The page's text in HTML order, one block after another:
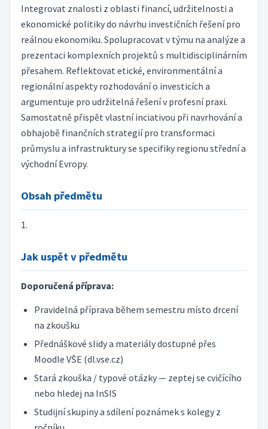
Integrovat znalosti z oblasti financí, udržitelnosti a
ekonomické politiky do návrhu investičních řešení pro
reálnou ekonomiku. Spolupracovat v týmu na analýze a
prezentaci komplexních projektů s multidisciplinárním
přesahem. Reflektovat etické, environmentální a
regionální aspekty rozhodování o investicích a
argumentuje pro udržitelná řešení v profesní praxi.
Samostatně přispět vlastní inciativou při navrhování a
obhajobě finančních strategií pro transformaci
průmyslu a infrastruktury se specifiky regionu střední a
východní Evropy.
Obsah předmětu
1.
Jak uspět v předmětu
Doporučená příprava:
Pravidelná příprava během semestru místo drcení
na zkoušku
Přednáškové slidy a materiály dostupné přes
Moodle VŠE (dl.vse.cz)
Stará zkouška / typové otázky — zeptej se cvičícího
nebo hledej na InSIS
Studijní skupiny a sdílení poznámek s kolegy z